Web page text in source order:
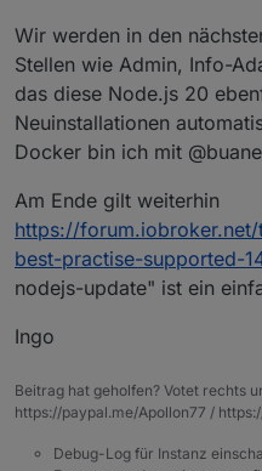
Wir werden in den
Stellen wie Admin, Info-
das diese Node.js 20
Neuinstallationen
Docker bin ich mit
Am Ende gilt weiterhin
https://
best-practise-supported-
nodejs-update" ist ein
Ingo
Beitrag hat geholfen? Votet rechts
https://paypal.me/Apollon77 /
Debug-Log für Instanz